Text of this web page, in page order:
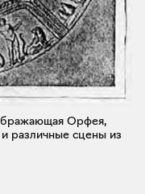
Орфея,
различные сцены из